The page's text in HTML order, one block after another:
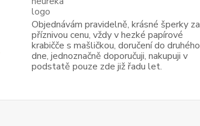
Objednávám pravidelně, krásné šperky za
příznivou cenu, vždy v hezké papírové
krabičče s mašličkou, doručení do druhého
dne, jednoznačně doporučuji, nakupuji v
podstatě pouze zde již řadu let.